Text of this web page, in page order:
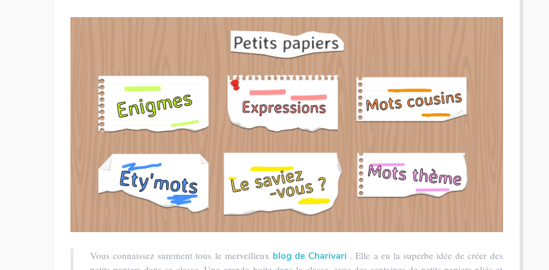
Vous connaissez surement tous le merveilleux blog de Charivari . Elle a eu la superbe idée de créer des